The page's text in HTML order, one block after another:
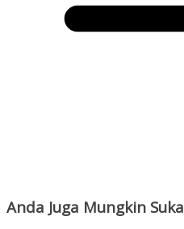
Anda Juga Mungkin Suka